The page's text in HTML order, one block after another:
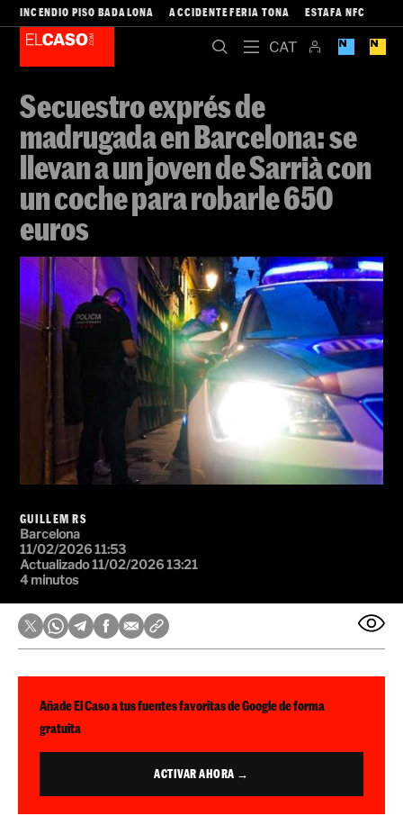
INCENDIO PISO BADALONA ACCIDENTE FERIA TONA ESTAFA NFC
Secuestro exprés de
madrugada en Barcelona: se
llevan a un joven de Sarrià con
un coche para robarle 650
euros
GUILLEM RS
Barcelona
11/02/2026 11:53
Actualizado 11/02/2026 13:21
4 minutos
Añade El Caso a tus fuentes favoritas de Google de forma
gratuita
ACTIVAR AHORA →